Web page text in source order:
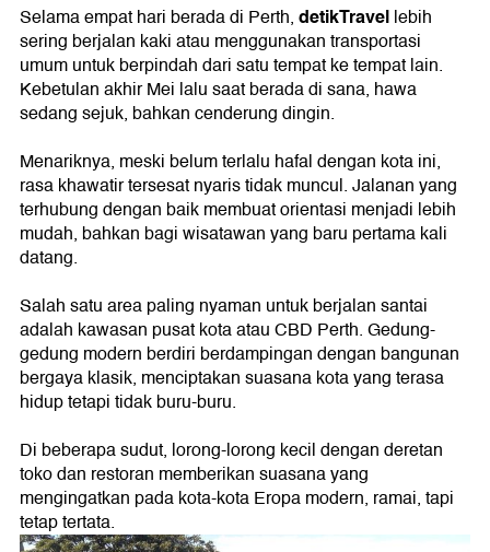
Selama empat hari berada di Perth,detikTravellebih
sering berjalan kaki atau menggunakan transportasi
umum untuk berpindah dari satu tempat ke tempat lain.
Kebetulan akhir Mei lalu saat berada di sana, hawa
sedang sejuk, bahkan cenderung dingin.
Menariknya, meski belum terlalu hafal dengan kota ini,
rasa khawatir tersesat nyaris tidak muncul. Jalanan yang
terhubung dengan baik membuat orientasi menjadi lebih
mudah, bahkan bagi wisatawan yang baru pertama kali
datang.
Salah satu area paling nyaman untuk berjalan santai
adalah kawasan pusat kota atau CBD Perth. Gedung-
gedung modern berdiri berdampingan dengan bangunan
bergaya klasik, menciptakan suasana kota yang terasa
hidup tetapi tidak buru-buru.
Di beberapa sudut, lorong-lorong kecil dengan deretan
toko dan restoran memberikan suasana yang
mengingatkan pada kota-kota Eropa modern, ramai, tapi
tetap tertata.